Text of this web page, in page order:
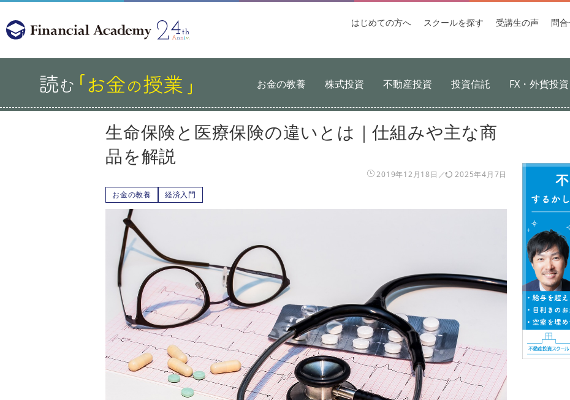
はじめての方へ スクールを探す 受講生の声 問
お金の教養 株式投資 不動産投資 投資信託 FX・外貨投資
生命保険と医療保険の違いとは｜仕組みや主な商
品を解説
2019年12月18日
2025年4月7日
お金の教養
経済入門